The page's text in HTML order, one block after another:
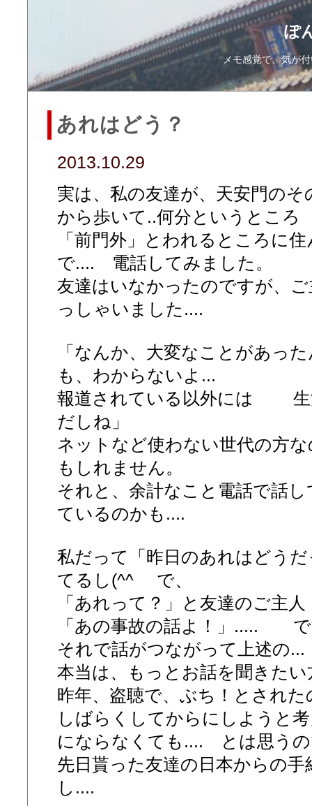
ぽ
メモ感覚で、気が
あれはどう？
2013.10.29
実は、私の友達が、天安門の
から歩いて..何分というところ
「前門外」とわれるところに
で.... 電話してみました。
友達はいなかったのですが、
っしゃいました....
「なんか、大変なことがあ
も、わからないよ...
報道されている以外には 生
だしね」
ネットなど使わない世代の方
もしれません。
それと、余計なこと電話で話
ているのかも....
私だって「昨日のあれはどう
てるし(^^ゞ で、
「あれって？」と友達のご主人
「あの事故の話よ！」.....
それで話がつながって上述の
本当は、もっとお話を聞きた
昨年、盗聴で、ぶち！とされた
しばらくしてからにしようと
にならなくても.... とは思う
先日貰った友達の日本からの
し....